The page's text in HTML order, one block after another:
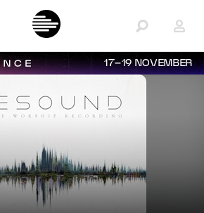
17–19 NOVEMBER